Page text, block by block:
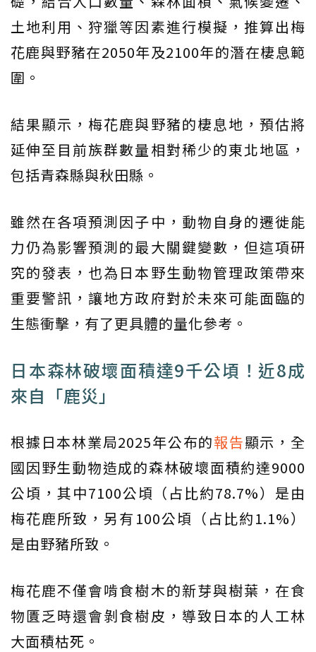
土地利用、狩獵等因素進行模擬，推算出梅
花鹿與野豬在2050年及2100年的潛在棲息範
圍。
結果顯示，梅花鹿與野豬的棲息地，預估將
延伸至目前族群數量相對稀少的東北地區，
包括青森縣與秋田縣。
雖然在各項預測因子中，動物自身的遷徙能
力仍為影響預測的最大關鍵變數，但這項研
究的發表，也為日本野生動物管理政策帶來
重要警訊，讓地方政府對於未來可能面臨的
生態衝擊，有了更具體的量化參考。
日本森林破壞面積達9千公頃！近8成
來自「鹿災」
根據日本林業局2025年公布的報告顯示，全
國因野生動物造成的森林破壞面積約達9000
公頃，其中7100公頃（占比約78.7%）是由
梅花鹿所致，另有100公頃（占比約1.1%）
是由野豬所致。
梅花鹿不僅會啃食樹木的新芽與樹葉，在食
物匱乏時還會剝食樹皮，導致日本的人工林
大面積枯死。